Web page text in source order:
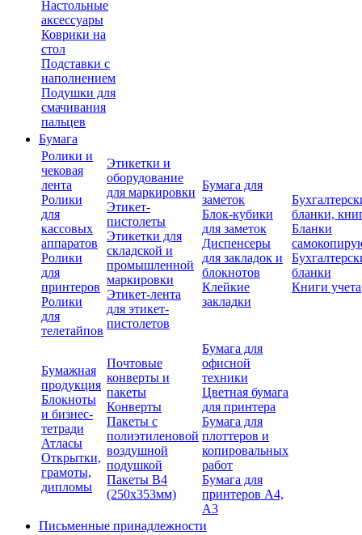
Настольные
аксессуары
Коврики на
стол
Подставки с
наполнением
Подушки для
смачивания
пальцев
Бумага
Ролики и
чековая
лента
Ролики
для
кассовых
аппаратов
Ролики
для
принтеров
Ролики
для
телетайпов
Этикетки и
оборудование
для маркировки
Этикет-
пистолеты
Этикетки для
складской и
промышленной
маркировки
Этикет-лента
для этикет-
пистолетов
Бумага для
заметок
Блок-кубики
для заметок
Диспенсеры
для закладок и
блокнотов
Клейкие
закладки
бланки,
Бланки
бланки
Книги учета
Бумажная
продукция
Блокноты
и бизнес-
тетради
Атласы
Открытки,
грамоты,
дипломы
Почтовые
конверты и
пакеты
Конверты
Пакеты с
полиэтиленовой
воздушной
подушкой
Пакеты В4
(250х353мм)
Бумага для
офисной
техники
Цветная бумага
для принтера
Бумага для
плоттеров и
копировальных
работ
Бумага для
принтеров А4,
А3
Письменные принадлежности